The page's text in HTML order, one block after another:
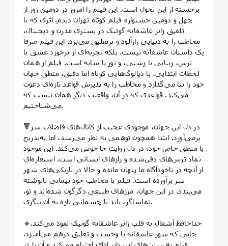
برجسته از این تحول است. این فیلم را امروز در دومین روز از
چهل و دومین جشنواره فیلم کوتاه تهران دیدم. اثری که با
تلفیق ژانر عاشقانه گوتیک در بستری مدرن و دیجیتال،
مخاطب را به دنیایی رازآلود و پرتعلیق می‌برد. این فیلم صرفاً
یک داستان عاشقانه نیست. بلکه تجربه‌ای از برخورد عشق با
ترس، زیبایی با زشتی، و نور با سایه است. فیلم از همان
لحظات ابتدایی، با دیالوگ‌هایی کوتاه اما دقیق، منطق جهان
خود را بنا می‌گذارد و مخاطب را به پذیرش قواعد تازه‌ای دعوت
می‌کند. قواعدی که در آن، واقعیت دیگر همان نیست که
می‌شناختیم.
🔻در دل این جهان، موجودی عجیب از کانال‌های فاضلاب سر
برمی‌آورد. ابتدا همچون توهمی به نظر می‌رسد، اما به‌تدریج
با منطق خاص خود، در دل روایت جا خوش می‌کند. این موجود
نماد ترس‌های دفن‌شده و رازهای انسانی است. استعاره‌ای
از آنچه در ناخودآگاه ما پنهان مانده و حالا در تاریکی‌های شهر
سر برآورده است. فیلم با مخاطب خود پیمانی نانوشته
می‌بندد. در این جهان، مرزهای طبیعی دگرگون شده‌اند و تو،
تماشاگر، باید با چشمانی تازه به آن بنگری.
🔹خداحافظ آشغال به قلب ژانر عاشقانه گوتیک نفوذ می‌کند.
جایی که شور عاشقانه با وحشت و تعلیق درهم می‌آمیزد.